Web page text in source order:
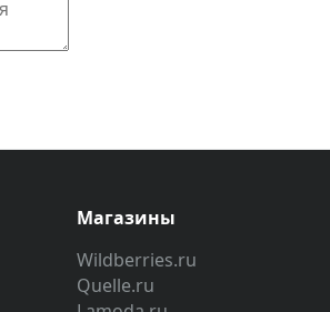
Магазины
Wildberries.ru
Quelle.ru